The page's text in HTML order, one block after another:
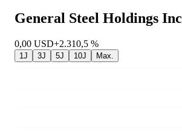
General Steel Holdings Inc
0,00 USD+2.310,5 %
1J 3J 5J 10J Max.